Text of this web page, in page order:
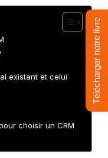
existant et celui
choisir un CRM
Télécharger notre livre